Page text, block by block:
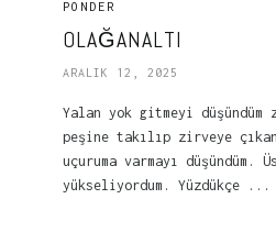
PONDER
OLAĞANALTI
ARALIK 12, 2025
Yalan yok gitmeyi
peşine takılıp zirveye
uçuruma varmayı
yükseliyordum. Yüzdükçe ...